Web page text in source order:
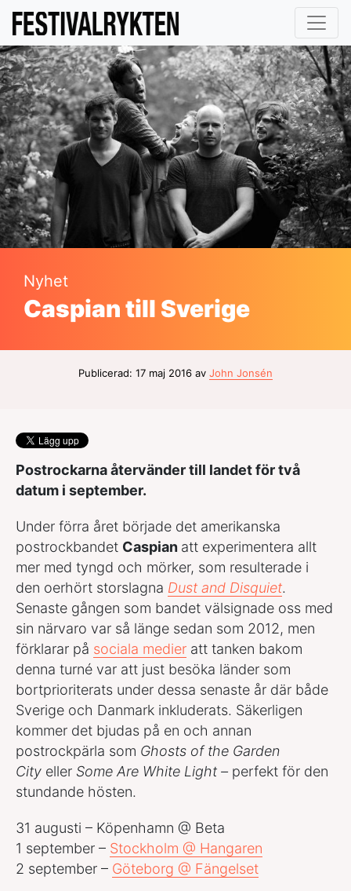
Nyhet
Caspian till Sverige
Publicerad: 17 maj 2016 av John Jonsén
Postrockarna återvänder till landet för två
datum i september.
Under förra året började det amerikanska
postrockbandet Caspian att experimentera allt
mer med tyngd och mörker, som resulterade i
den oerhört storslagna Dust and Disquiet.
Senaste gången som bandet välsignade oss med
sin närvaro var så länge sedan som 2012, men
förklarar på sociala medier att tanken bakom
denna turné var att just besöka länder som
bortprioriterats under dessa senaste år där både
Sverige och Danmark inkluderats. Säkerligen
kommer det bjudas på en och annan
postrockpärla som Ghosts of the Garden
City eller Some Are White Light – perfekt för den
stundande hösten.
31 augusti – Köpenhamn @ Beta
1 september – Stockholm @ Hangaren
2 september – Göteborg @ Fängelset